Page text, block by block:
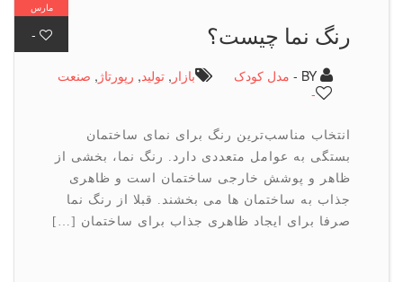
رنگ نما چیست؟
مدل کودک بازار ,تولید,رپورتاژ, صنعت
انتخاب مناسب‌ترین رنگ برای نمای ساختمان
بستگی به عوامل متعددی دارد. رنگ نما، بخشی از
ظاهر و پوشش خارجی ساختمان است و ظاهری
جذاب به ساختمان ها می بخشند. قبلا از رنگ نما
صرفا برای ایجاد ظاهری جذاب برای ساختمان […]